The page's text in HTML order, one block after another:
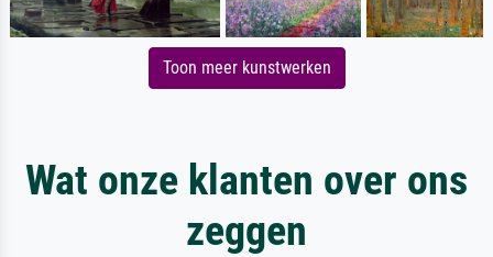
Toon meer kunstwerken
Wat onze klanten over ons
zeggen